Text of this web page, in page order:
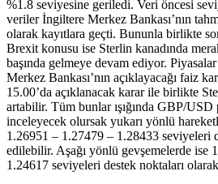
%1.8 seviyesine geriledi. Veri öncesi
veriler İngiltere Merkez Bankası’nın
olarak kayıtlara geçti. Bununla birlikte
Brexit konusu ise Sterlin kanadında
başında gelmeye devam ediyor.
Merkez Bankası’nın açıklayacağı faiz
15.00’da açıklanacak karar ile birlikte
artabilir. Tüm bunlar ışığında GBP/
inceleyecek olursak yukarı yönlü
1.26951 – 1.27479 – 1.28433 seviyeleri
edilebilir. Aşağı yönlü gevşemelerde ise
1.24617 seviyeleri destek noktaları